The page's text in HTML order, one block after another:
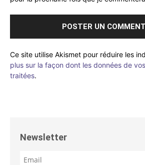
Ce site utilise Akismet pour réduire les
plus sur la façon dont les données de
traitées.
Newsletter